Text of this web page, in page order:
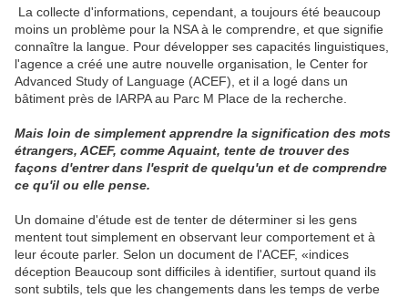
La collecte d'informations, cependant, a toujours été beaucoup
moins un problème pour la NSA à le comprendre, et que signifie
connaître la langue. Pour développer ses capacités linguistiques,
l'agence a créé une autre nouvelle organisation, le Center for
Advanced Study of Language (ACEF), et il a logé dans un
bâtiment près de IARPA au Parc M Place de la recherche.
Mais loin de simplement apprendre la signification des mots
étrangers, ACEF, comme Aquaint, tente de trouver des
façons d'entrer dans l'esprit de quelqu'un et de comprendre
ce qu'il ou elle pense.
Un domaine d'étude est de tenter de déterminer si les gens
mentent tout simplement en observant leur comportement et à
leur écoute parler. Selon un document de l'ACEF, «indices
déception Beaucoup sont difficiles à identifier, surtout quand ils
sont subtils, tels que les changements dans les temps de verbe